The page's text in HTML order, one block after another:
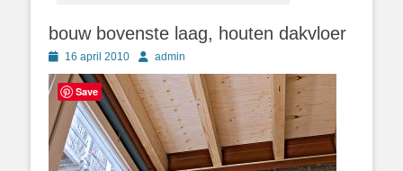
bouw bovenste laag, houten dakvloer
Geplaatst
op
16 april 2010 Authoradmin
Save